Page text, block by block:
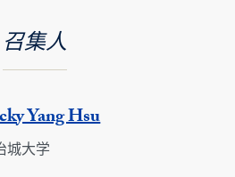
召集人
Yang Hsu
城大学